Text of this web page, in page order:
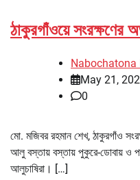
ঠাকুরগাঁওয়ে সংরক্ষণের
Nabochatona
May 21,
0
মো. মজিবর রহমান শেখ, ঠাকুরগাঁও
আলু বস্তায় বস্তায় পুকুরে-ডোবায় ও
আলুচাষিরা। […]